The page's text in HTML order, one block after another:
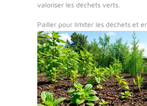
valoriser les déchets verts.
Pailler pour limiter les déchets et